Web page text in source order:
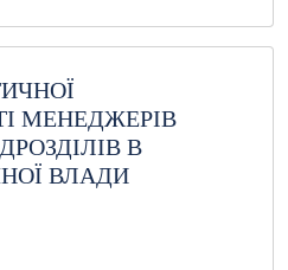
МЕНЕДЖЕРІВ
В
ВЛАДИ